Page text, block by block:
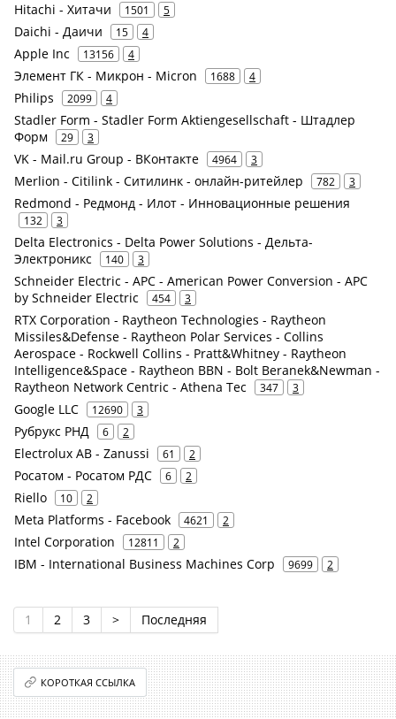
Hitachi - Хитачи 1501 5
Daichi - Даичи 15 4
Apple Inc 13156 4
Элемент ГК - Микрон - Micron 1688 4
Philips 2099 4
Stadler Form - Stadler Form Aktiengesellschaft - Штадлер
Форм
29 3
VK - Mail.ru Group - ВКонтакте 4964 3
Merlion - Citilink - Ситилинк - онлайн-ритейлер 782 3
Redmond - Редмонд - Илот - Инновационные решения
132 3
Delta Electronics - Delta Power Solutions - Дельта-
Электроникс
140 3
Schneider Electric - APC - American Power Conversion - APC
by Schneider Electric
454 3
RTX Corporation - Raytheon Technologies - Raytheon
Missiles&Defense - Raytheon Polar Services - Collins
Aerospace - Rockwell Collins - Pratt&Whitney - Raytheon
Intelligence&Space - Raytheon BBN - Bolt Beranek&Newman -
Raytheon Network Centric - Athena Tec
347 3
Google LLC 12690 3
Рубрукс РНД 6 2
Electrolux AB - Zanussi 61 2
Росатом - Росатом РДС 6 2
Riello 10 2
Meta Platforms - Facebook 4621 2
Intel Corporation 12811 2
IBM - International Business Machines Corp 9699 2
1 2 3 > Последняя
КОРОТКАЯ ССЫЛКА